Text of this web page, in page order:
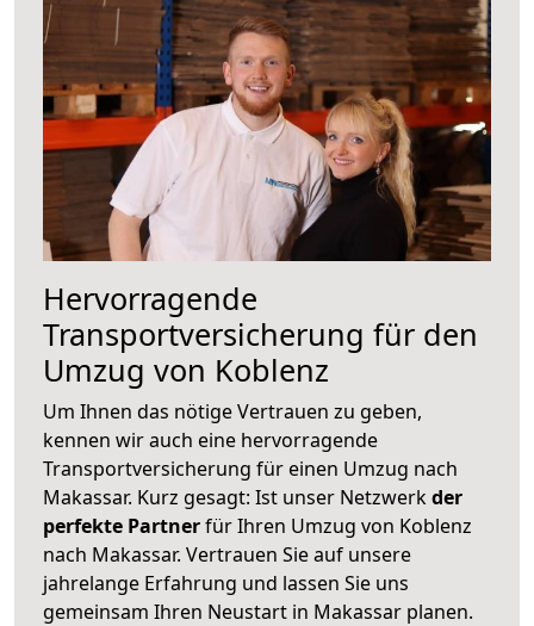
Hervorragende
Transportversicherung für den
Umzug von Koblenz
Um Ihnen das nötige Vertrauen zu geben,
kennen wir auch eine hervorragende
Transportversicherung für einen Umzug nach
Makassar. Kurz gesagt: Ist unser Netzwerkder
perfekte Partnerfür Ihren Umzug von Koblenz
nach Makassar. Vertrauen Sie auf unsere
jahrelange Erfahrung und lassen Sie uns
gemeinsam Ihren Neustart in Makassar planen.